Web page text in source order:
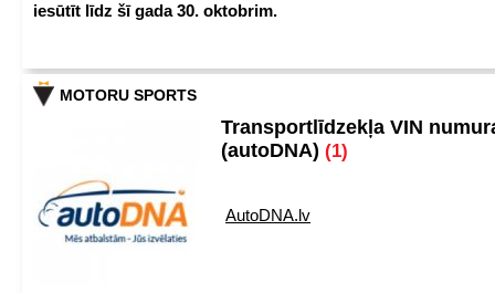
iesūtīt līdz šī gada 30. oktobrim.
MOTORU SPORTS
Transportlīdzekļa VIN
(autoDNA) (1)
AutoDNA.lv